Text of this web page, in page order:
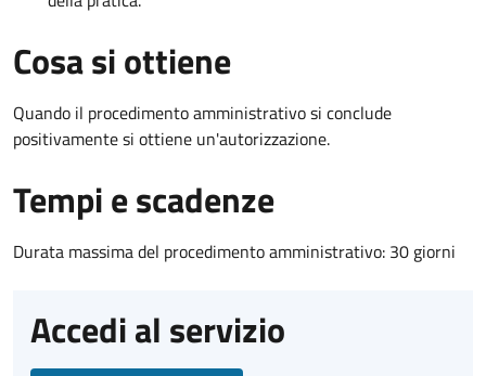
Cosa si ottiene
Quando il procedimento amministrativo si conclude
positivamente si ottiene un'autorizzazione.
Tempi e scadenze
Durata massima del procedimento amministrativo: 30 giorni
Accedi al servizio